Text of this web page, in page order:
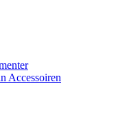
Accessoiren